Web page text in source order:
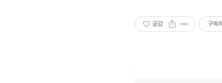
공감 구독
: